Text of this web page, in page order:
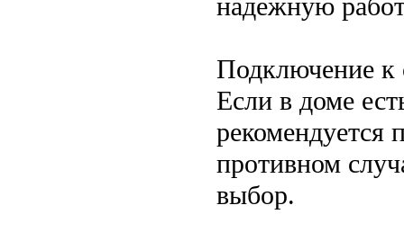
надежную
Подключение к
Если в доме
рекомендуется
противном
выбор.